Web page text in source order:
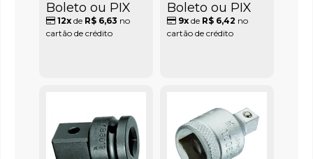
Boleto ou PIX
12x de R$ 6,63 no
cartão de crédito
Boleto ou PIX
9xde R$ 6,42 no
cartão de crédito